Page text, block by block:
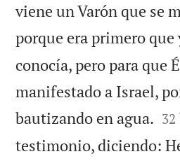
viene un Varón que se
porque era primero que
conocía, pero para que
manifestado a Israel,
bautizando en agua. 

32
testimonio, diciendo: